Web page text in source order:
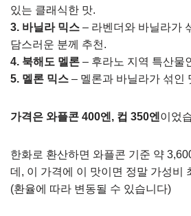
있는 클래식한 맛.
3. 바닐라 믹스 – 라벤더와 바닐라가
담스러운 분께 추천.
4. 북해도 멜론 – 후라노 지역 특산물
5. 멜론 믹스 – 멜론과 바닐라가 섞인
가격은 와플콘 400엔, 컵 350엔 이었
한화로 환산하면 와플콘 기준 약
데, 이 가격에 이 맛이면 정말 가성비
(환율에 따라 변동될 수 있습니다)